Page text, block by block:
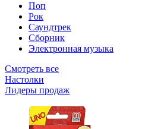
Поп
Рок
Саундтрек
Сборник
Электронная музыка
Смотреть все
Настолки
Лидеры продаж